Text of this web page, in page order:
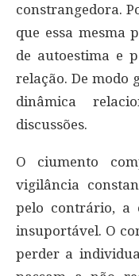
constrangedora.
que essa mesma
de autoestima e
relação. De modo
dinâmica
discussões.
O ciumento
vigilância
pelo contrário, a
insuportável. O
perder a